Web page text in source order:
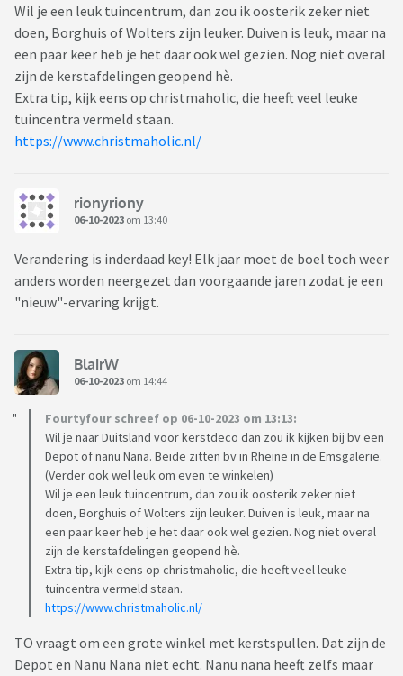
Wil je een leuk tuincentrum, dan zou ik oosterik zeker niet
doen, Borghuis of Wolters zijn leuker. Duiven is leuk, maar na
een paar keer heb je het daar ook wel gezien. Nog niet overal
zijn de kerstafdelingen geopend hè.
Extra tip, kijk eens op christmaholic, die heeft veel leuke
tuincentra vermeld staan.
https://www.christmaholic.nl/
rionyriony
06-10-2023 om 13:40
Verandering is inderdaad key! Elk jaar moet de boel toch weer
anders worden neergezet dan voorgaande jaren zodat je een
"nieuw"-ervaring krijgt.
BlairW
06-10-2023 om 14:44
Fourtyfour schreef op 06-10-2023 om 13:13:
Wil je naar Duitsland voor kerstdeco dan zou ik kijken bij bv een
Depot of nanu Nana. Beide zitten bv in Rheine in de Emsgalerie.
(Verder ook wel leuk om even te winkelen)
Wil je een leuk tuincentrum, dan zou ik oosterik zeker niet
doen, Borghuis of Wolters zijn leuker. Duiven is leuk, maar na
een paar keer heb je het daar ook wel gezien. Nog niet overal
zijn de kerstafdelingen geopend hè.
Extra tip, kijk eens op christmaholic, die heeft veel leuke
tuincentra vermeld staan.
https://www.christmaholic.nl/
TO vraagt om een grote winkel met kerstspullen. Dat zijn de
Depot en Nanu Nana niet echt. Nanu nana heeft zelfs maar